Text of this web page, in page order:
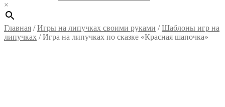
×
Главная /Игры на липучках своими руками /Шаблоны игр на
липучках /Игра на липучках по сказке «Красная шапочка»